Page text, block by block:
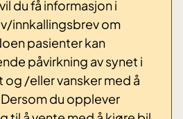
du få informasjon i
innkallingsbrev om
pasienter kan
påvirkning av synet i
og /eller vansker med å
du opplever